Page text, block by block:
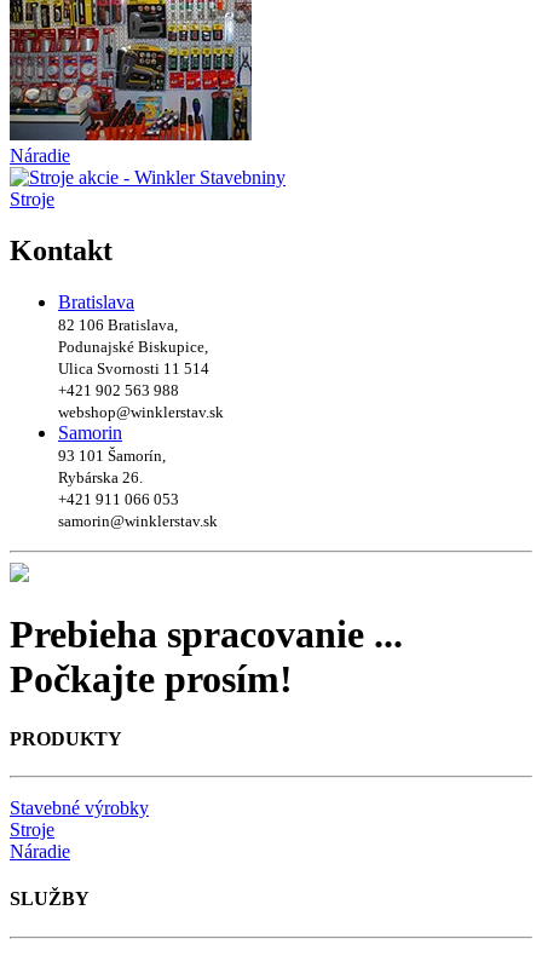
Náradie
Stroje
Kontakt
Bratislava
82 106 Bratislava,
Podunajské Biskupice,
Ulica Svornosti 11 514
+421 902 563 988
webshop@winklerstav.sk
Samorin
93 101 Šamorín,
Rybárska 26.
+421 911 066 053
samorin@winklerstav.sk
Prebieha spracovanie ...
Počkajte prosím!
PRODUKTY
Stavebné výrobky
Stroje
Náradie
SLUŽBY